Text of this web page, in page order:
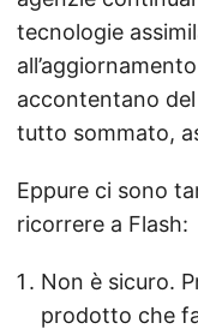
tecnologie
accontentano
tutto sommato,
Eppure ci sono
ricorrere a Flash:
Non è sicuro.
prodotto che